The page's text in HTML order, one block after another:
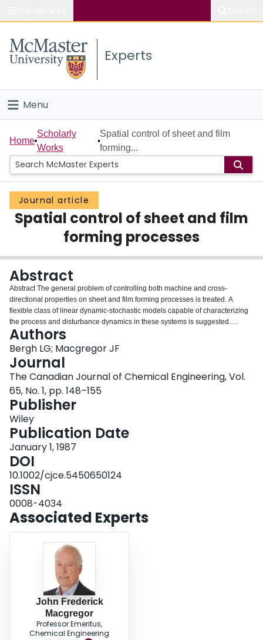
Study
Connect
Experts
Menu
Home
People
Groups
Scholarly Works
Login
Home
Scholarly
Works
Spatial control of sheet and film
forming...
Journal article
Spatial control of sheet and film
forming processes
Abstract
Abstract The general problem of controlling both machine and cross‐
directional properties on sheet and film forming processes is treated. A
flexible class of linear dynamic‐stochastic models capable of characterizing
the process and disturbance dynamics in these systems is suggested.
Procedures are presented for identifying these models from data collected
from common scanning type sensors. Linear‐Quadratic‐Gaussian (LQG)
control theory is used to design multivariable controllers capable of jointly
controlling the machine and cross‐directional property variations using both
lumped and spatially distributed actuators. Le problème du contrǒle
simultané des propriétés dans le sens de la machine et dans le sens
transversal dans les processus de préparation des feuilles et des films est
étudié. On examine une catégorie flexible de modèles dynamiques‐
stochastiques linéaires susceptibles de caractériser la dynamique du
processus et de la perturbation dans ces systèmes. Des precédés pour
l'identification de ces modèles sont présentés à partir des données obtenues
par des manipulateurs courants à balayage. La théorie du contrǒle gaussien
quadratique linéaire (LQG) est utilisée pour la conception de programmes
multivariables pouvant contrǒler à la fois les variations des propriétés dans
le sens de la machine et dans le sens transversal en utilisant un
manipulateur global et d'autres répartis dans l'espace.
Authors
Bergh LG; Macgregor JF
Journal
The Canadian Journal of Chemical Engineering, Vol.
65, No. 1, pp. 148–155
Publisher
Wiley
Publication Date
January 1, 1987
DOI
10.1002/cjce.5450650124
ISSN
0008-4034
Associated Experts
John Frederick
Macgregor
Professor Emeritus,
Chemical Engineering